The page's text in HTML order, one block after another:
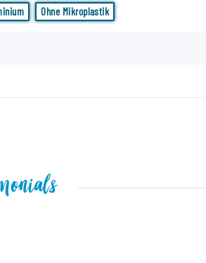
Ohne Mikroplastik